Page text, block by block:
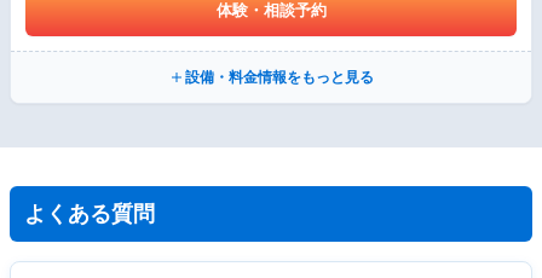
体験・相談予約
設備・料金情報をもっと見る
よくある質問